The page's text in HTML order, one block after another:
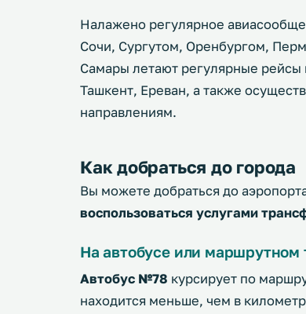
Налажено регулярное
Сочи, Сургутом, Оренбургом,
Самары летают регулярные
Ташкент, Ереван, а также
направлениям.
Как добраться до города
Вы можете добраться до
воспользоваться услугами
На автобусе или маршрутном
Автобус №78 курсирует по
находится меньше, чем в